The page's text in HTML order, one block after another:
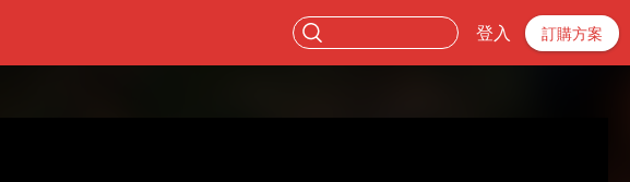
登入 訂購方案